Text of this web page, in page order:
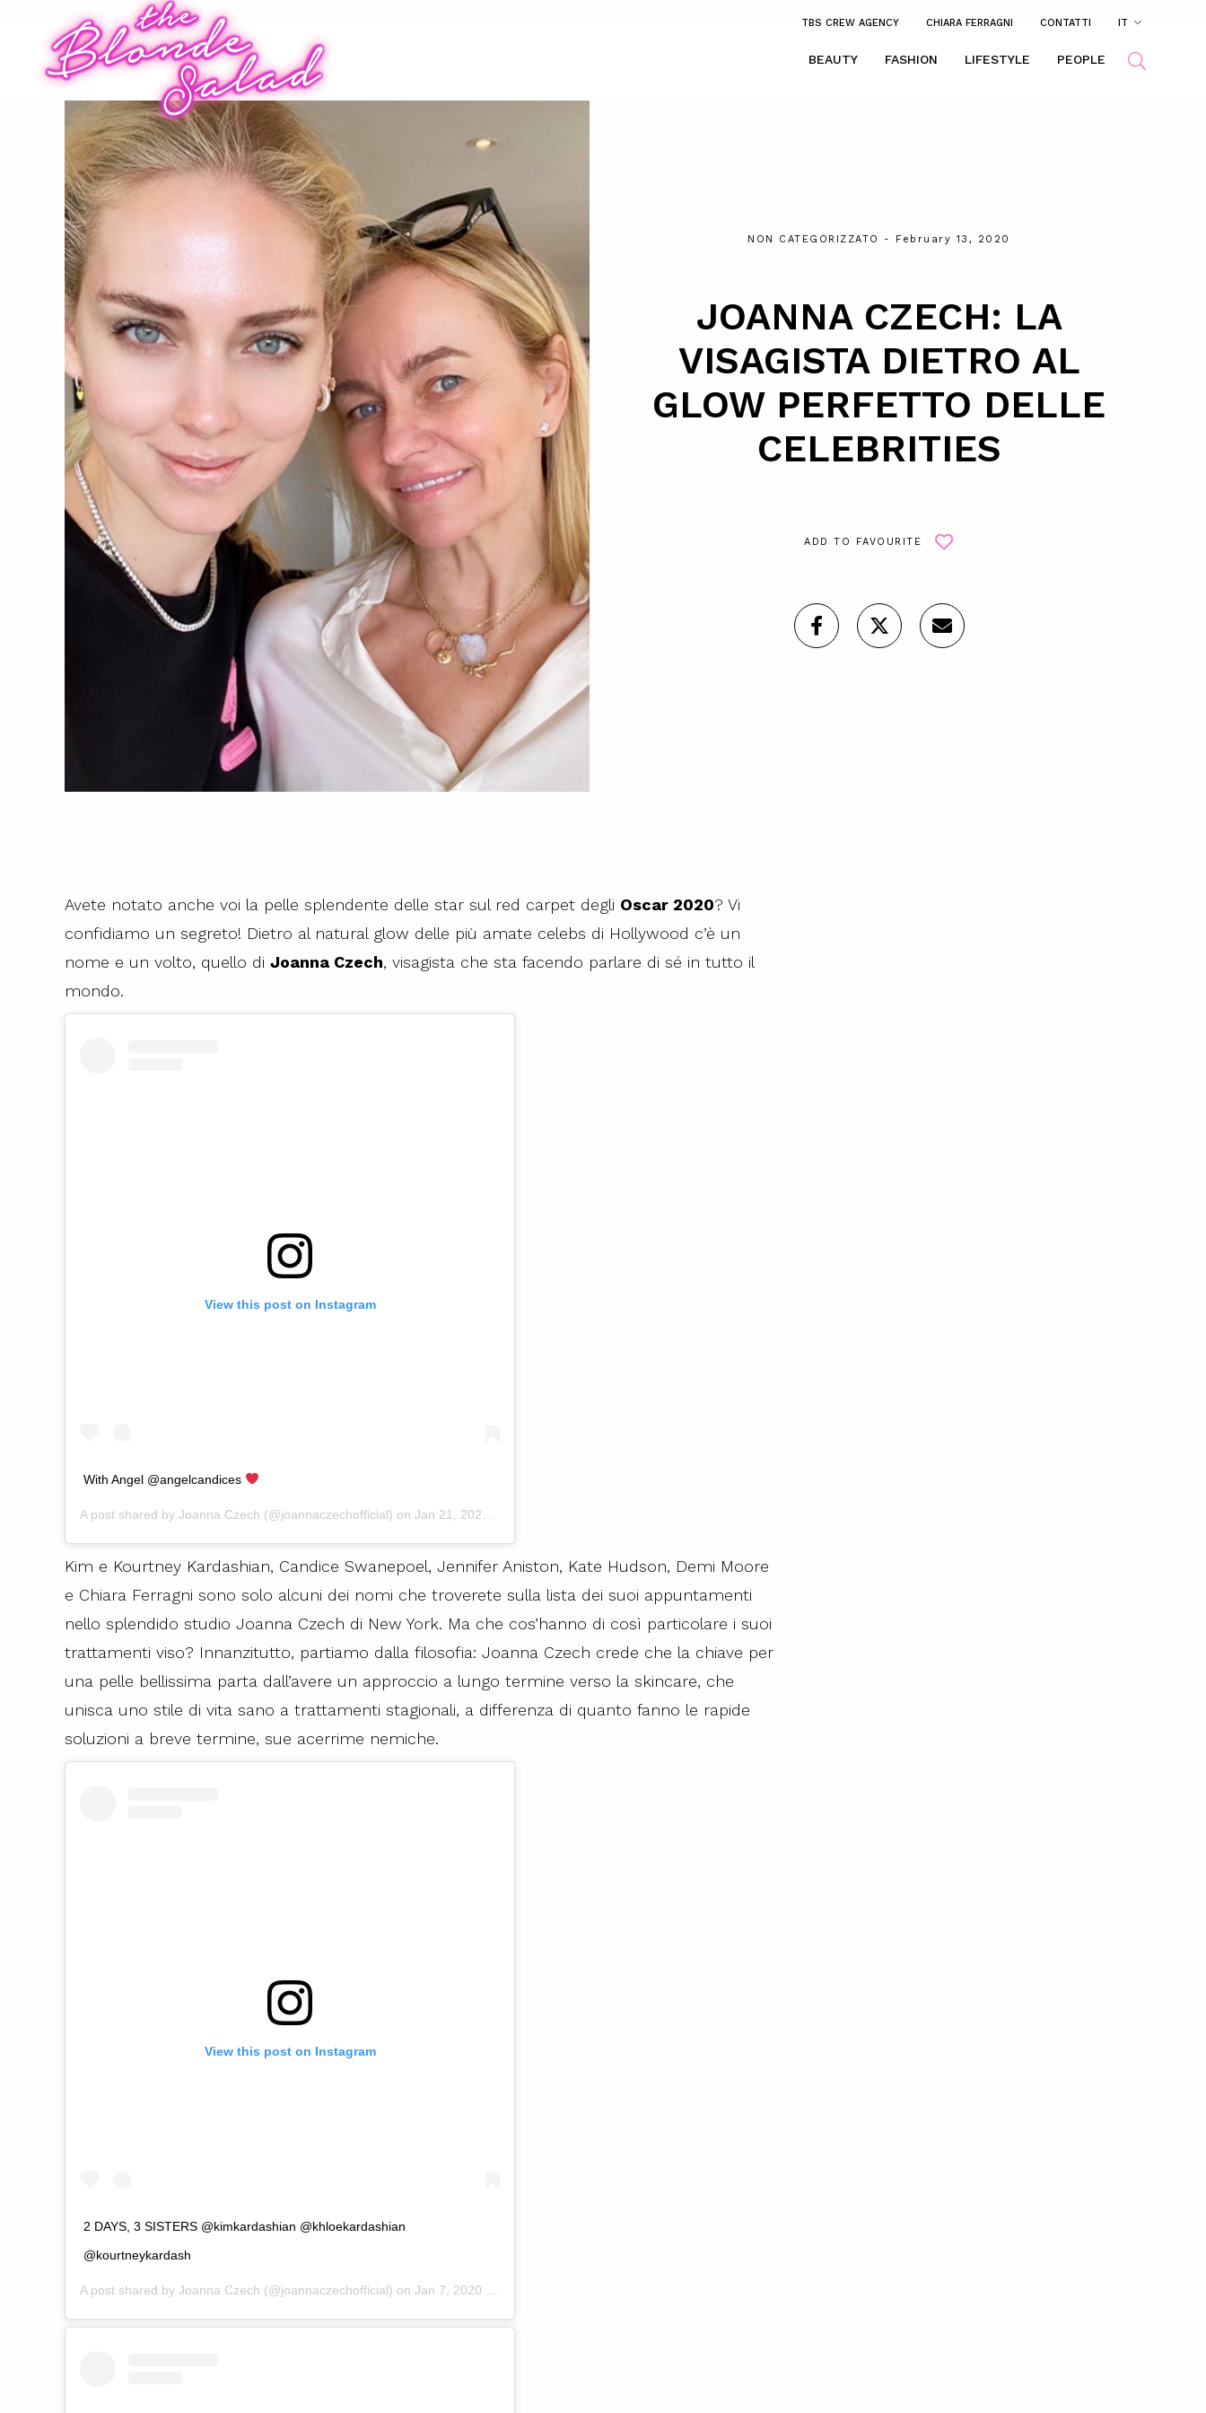
TBS CREW AGENCY CHIARA FERRAGNI CONTATTI IT
BEAUTY FASHION LIFESTYLE PEOPLE
NON CATEGORIZZATO - February 13, 2020
JOANNA CZECH: LA
VISAGISTA DIETRO AL
GLOW PERFETTO DELLE
CELEBRITIES
ADD TO FAVOURITE
Avete notato anche voi la pelle splendente delle star sul red carpet degli Oscar 2020? Vi
confidiamo un segreto! Dietro al natural glow delle più amate celebs di Hollywood c’è un
nome e un volto, quello di Joanna Czech, visagista che sta facendo parlare di sé in tutto il
mondo.
View this post on Instagram
With Angel @angelcandices
A post shared by Joanna Czech (@joannaczechofficial) on Jan 21, 2020 at 2:33pm PST
Kim e Kourtney Kardashian, Candice Swanepoel, Jennifer Aniston, Kate Hudson, Demi Moore
e Chiara Ferragni sono solo alcuni dei nomi che troverete sulla lista dei suoi appuntamenti
nello splendido studio Joanna Czech di New York. Ma che cos’hanno di così particolare i suoi
trattamenti viso? Innanzitutto, partiamo dalla filosofia: Joanna Czech crede che la chiave per
una pelle bellissima parta dall’avere un approccio a lungo termine verso la skincare, che
unisca uno stile di vita sano a trattamenti stagionali, a differenza di quanto fanno le rapide
soluzioni a breve termine, sue acerrime nemiche.
View this post on Instagram
2 DAYS, 3 SISTERS @kimkardashian @khloekardashian
@kourtneykardash
A post shared by Joanna Czech (@joannaczechofficial) on Jan 7, 2020 at 2:02pm PST